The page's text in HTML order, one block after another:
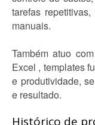
tarefas
manuais.
Também atuo
Excel , templates
e produtividade,
e resultado.
Histórico de